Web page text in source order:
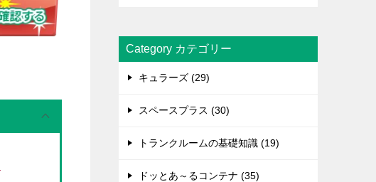
Category カテゴリー
キュラーズ (29)
スペースプラス (30)
トランクルームの基礎知識 (19)
ドッとあ～るコンテナ (35)